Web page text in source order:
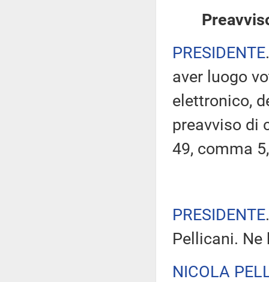
PRESIDENTE
aver luogo
elettronico,
preavviso di
49, comma
PRESIDENTE
Pellicani.
NICOLA